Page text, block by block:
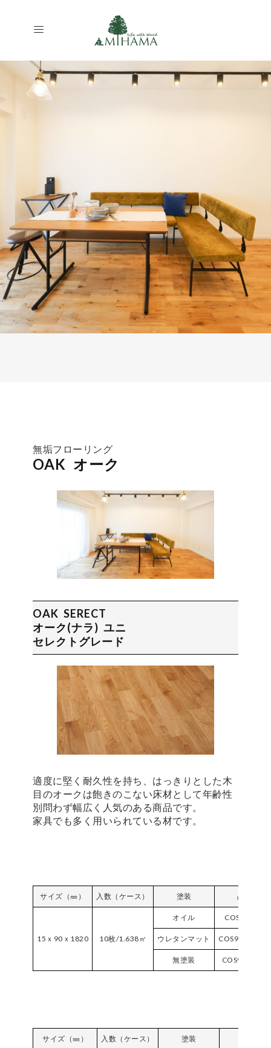
無垢フローリング
OAK オーク
OAK SERECT
オーク(ナラ) ユニ
セレクトグレード
適度に堅く耐久性を持ち、はっきりとした木
目のオークは飽きのこない床材として年齢性
別問わず幅広く人気のある商品です。
家具でも多く用いられている材です。
サイズ（㎜） 入数（ケース） 塗装 品番
15ｘ90ｘ1820 10枚/1.638㎡
オイル COS90F-SE
ウレタンマット COS90VPM-SE
無塗装 COS90NC-SE
サイズ（㎜） 入数（ケース） 塗装